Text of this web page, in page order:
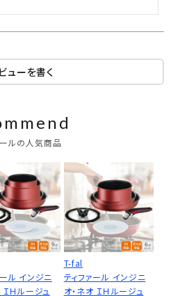
ューを書く
ールの人気商品
ル インジニ
ＩＨルージュ
T-fal
ティファール インジニ
オ・ネオ ＩＨルージュ